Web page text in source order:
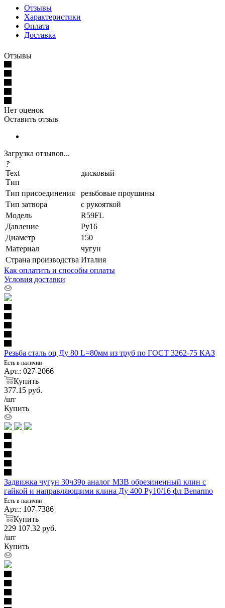
Отзывы
Характеристики
Оплата
Доставка
Отзывы
Нет оценок
Оставить отзыв
Загрузка отзывов...
?
Text
Тип
дисковый
Тип присоединения
резьбовые проушины
Тип затвора
с рукояткой
Модель
R59FL
Давление
Ру16
Диаметр
150
Материал
чугун
Страна производства Италия
Как оплатить и способы оплаты
Условия доставки
Резьба сталь оц Ду 80 L=80мм из труб по ГОСТ 3262-75 КАЗ
Есть в наличии
Арт.: 027-2066
Купить
377.15 руб.
/шт
Купить
Задвижка чугун 30ч39р аналог МЗВ обрезиненный клин с
гайкой и направляющими клина Ду 400 Ру10/16 фл Benarmo
Есть в наличии
Арт.: 107-7386
Купить
229 107.32 руб.
/шт
Купить